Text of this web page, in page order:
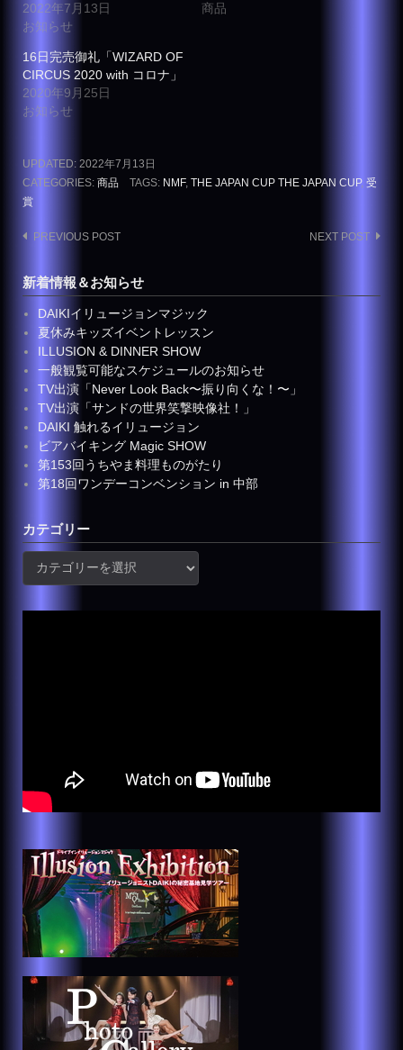
2022年7月13日
お知らせ
商品
16日完売御礼「WIZARD OF
CIRCUS 2020 with コロナ」
2020年9月25日
お知らせ
UPDATED: 2022年7月13日
CATEGORIES: 商品 TAGS: NMF, THE JAPAN CUP THE JAPAN CUP, 受
賞
Post
PREVIOUS POST NEXT POST
新着情報＆お知らせ
DAIKIイリュージョンマジック
夏休みキッズイベントレッスン
ILLUSION & DINNER SHOW
一般観覧可能なスケジュールのお知らせ
TV出演「Never Look Back〜振り向くな！〜」
TV出演「サンドの世界笑撃映像社！」
DAIKI 触れるイリュージョン
ビアバイキング Magic SHOW
第153回うちやま料理ものがたり
第18回ワンデーコンベンション in 中部
カテゴリー